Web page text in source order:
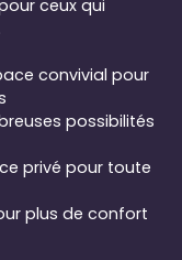
ceux qui
convivial pour
possibilités
privé pour toute
plus de confort